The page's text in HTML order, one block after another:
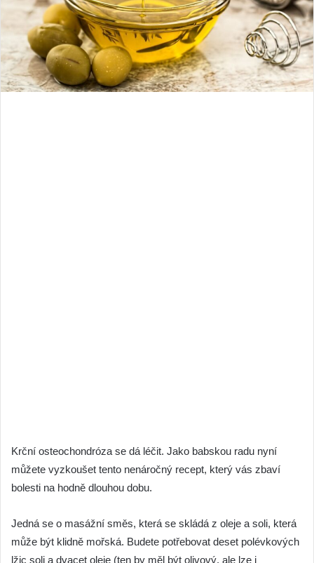
Krční osteochondróza se dá léčit. Jako babskou radu nyní
můžete vyzkoušet tento nenáročný recept, který vás zbaví
bolesti na hodně dlouhou dobu.
Jedná se o masážní směs, která se skládá z oleje a soli, která
může být klidně mořská. Budete potřebovat deset polévkových
lžic soli a dvacet oleje (ten by měl být olivový, ale lze i